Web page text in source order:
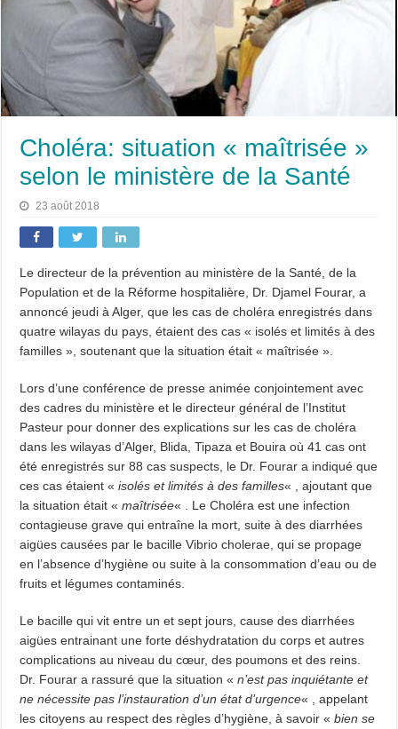
Choléra: situation « maîtrisée »
selon le ministère de la Santé
23 août 2018
Le directeur de la prévention au ministère de la Santé, de la
Population et de la Réforme hospitalière, Dr. Djamel Fourar, a
annoncé jeudi à Alger, que les cas de choléra enregistrés dans
quatre wilayas du pays, étaient des cas « isolés et limités à des
familles », soutenant que la situation était « maîtrisée ».
Lors d’une conférence de presse animée conjointement avec
des cadres du ministère et le directeur général de l’Institut
Pasteur pour donner des explications sur les cas de choléra
dans les wilayas d’Alger, Blida, Tipaza et Bouira où 41 cas ont
été enregistrés sur 88 cas suspects, le Dr. Fourar a indiqué que
ces cas étaient «isolés et limités à des familles« , ajoutant que
la situation était «maîtrisée« . Le Choléra est une infection
contagieuse grave qui entraîne la mort, suite à des diarrhées
aigües causées par le bacille Vibrio cholerae, qui se propage
en l’absence d’hygiène ou suite à la consommation d’eau ou de
fruits et légumes contaminés.
Le bacille qui vit entre un et sept jours, cause des diarrhées
aigües entrainant une forte déshydratation du corps et autres
complications au niveau du cœur, des poumons et des reins.
Dr. Fourar a rassuré que la situation «n’est pas inquiétante et
ne nécessite pas l’instauration d’un état d’urgence« , appelant
les citoyens au respect des règles d’hygiène, à savoir «bien se